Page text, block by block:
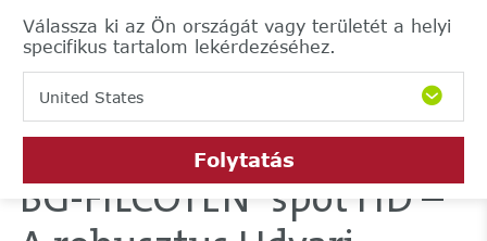
Válassza ki az Ön országát vagy területét a helyi
specifikus tartalom lekérdezéséhez.
United States
Folytatás
BG-FILCOTEN®spot HD –